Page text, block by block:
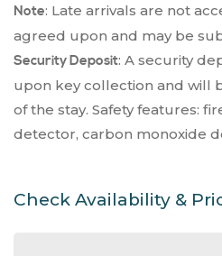
Note: Late arrivals are not
agreed upon and may be
Security Deposit: A security
upon key collection and will
of the stay. Safety features:
detector, carbon monoxide
Check Availability &